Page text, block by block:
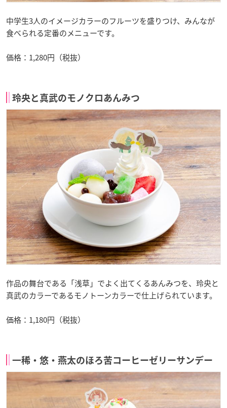
中学生3人のイメージカラーのフルーツを盛りつけ、みんなが
食べられる定番のメニューです。
価格：1,280円（税抜）
玲央と真武のモノクロあんみつ
作品の舞台である「浅草」でよく出てくるあんみつを、玲央と
真武のカラーであるモノトーンカラーで仕上げられています。
価格：1,180円（税抜）
一稀・悠・燕太のほろ苦コーヒーゼリーサンデー